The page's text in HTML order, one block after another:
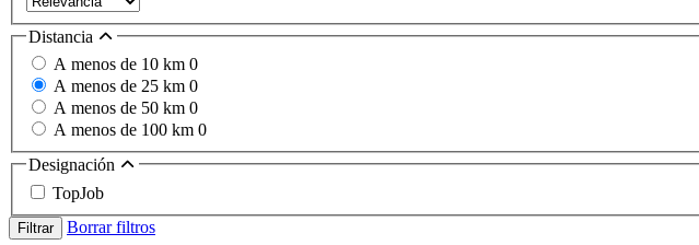
Distancia
A menos de 10 km 0
A menos de 25 km 0
A menos de 50 km 0
A menos de 100 km 0
Designación
TopJob
Filtrar Borrar filtros